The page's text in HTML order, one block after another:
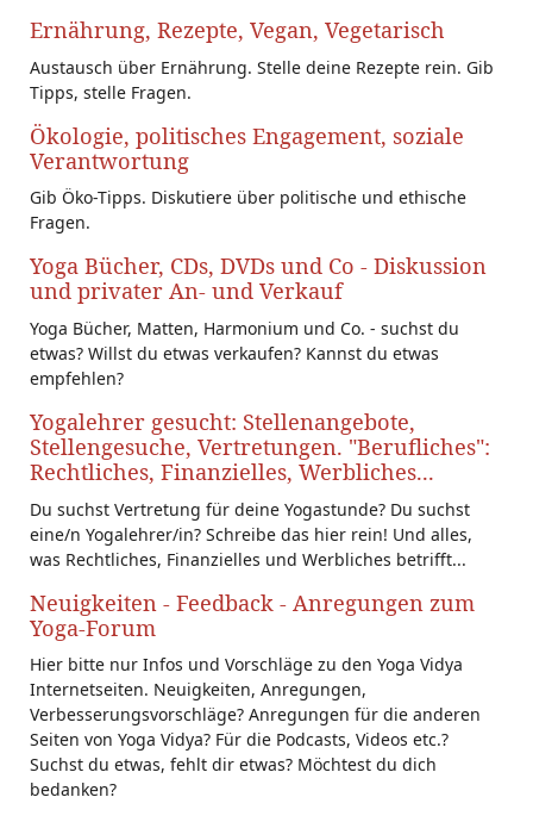
Ernährung, Rezepte, Vegan, Vegetarisch
Austausch über Ernährung. Stelle deine Rezepte rein. Gib
Tipps, stelle Fragen.
Ökologie, politisches Engagement, soziale
Verantwortung
Gib Öko-Tipps. Diskutiere über politische und ethische
Fragen.
Yoga Bücher, CDs, DVDs und Co - Diskussion
und privater An- und Verkauf
Yoga Bücher, Matten, Harmonium und Co. - suchst du
etwas? Willst du etwas verkaufen? Kannst du etwas
empfehlen?
Yogalehrer gesucht: Stellenangebote,
Stellengesuche, Vertretungen. "Berufliches":
Rechtliches, Finanzielles, Werbliches...
Du suchst Vertretung für deine Yogastunde? Du suchst
eine/n Yogalehrer/in? Schreibe das hier rein! Und alles,
was Rechtliches, Finanzielles und Werbliches betrifft...
Neuigkeiten - Feedback - Anregungen zum
Yoga-Forum
Hier bitte nur Infos und Vorschläge zu den Yoga Vidya
Internetseiten. Neuigkeiten, Anregungen,
Verbesserungsvorschläge? Anregungen für die anderen
Seiten von Yoga Vidya? Für die Podcasts, Videos etc.?
Suchst du etwas, fehlt dir etwas? Möchtest du dich
bedanken?